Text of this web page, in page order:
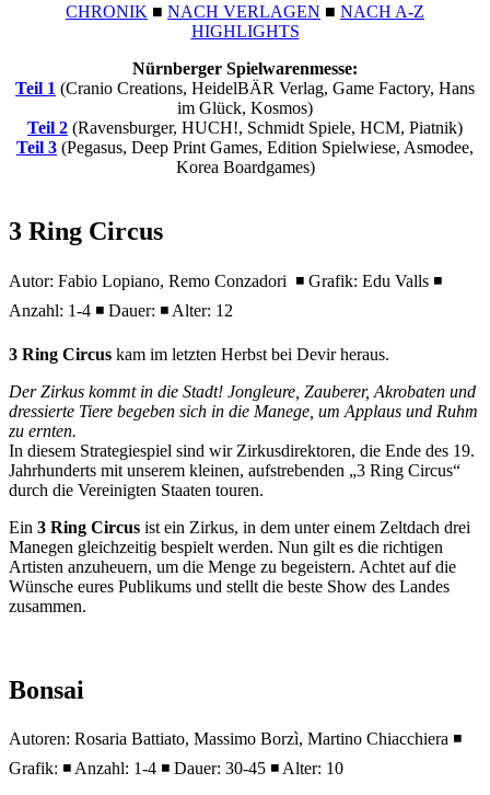
CHRONIK ■ NACH VERLAGEN ■ NACH A-Z
HIGHLIGHTS
Nürnberger Spielwarenmesse:
Teil 1 (Cranio Creations, HeidelBÄR Verlag, Game Factory, Hans
im Glück, Kosmos)
Teil 2 (Ravensburger, HUCH!, Schmidt Spiele, HCM, Piatnik)
Teil 3 (Pegasus, Deep Print Games, Edition Spielwiese, Asmodee,
Korea Boardgames)
3 Ring Circus
Autor: Fabio Lopiano, Remo Conzadori ◾ Grafik: Edu Valls ◾
Anzahl: 1-4 ◾ Dauer: ◾ Alter: 12
3 Ring Circus kam im letzten Herbst bei Devir heraus.
Der Zirkus kommt in die Stadt! Jongleure, Zauberer, Akrobaten und
dressierte Tiere begeben sich in die Manege, um Applaus und Ruhm
zu ernten.
In diesem Strategiespiel sind wir Zirkusdirektoren, die Ende des 19.
Jahrhunderts mit unserem kleinen, aufstrebenden „3 Ring Circus“
durch die Vereinigten Staaten touren.
Ein 3 Ring Circus ist ein Zirkus, in dem unter einem Zeltdach drei
Manegen gleichzeitig bespielt werden. Nun gilt es die richtigen
Artisten anzuheuern, um die Menge zu begeistern. Achtet auf die
Wünsche eures Publikums und stellt die beste Show des Landes
zusammen.
Bonsai
Autoren: Rosaria Battiato, Massimo Borzì, Martino Chiacchiera ◾
Grafik: ◾ Anzahl: 1-4 ◾ Dauer: 30-45 ◾ Alter: 10